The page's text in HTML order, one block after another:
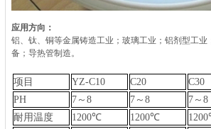
应用方向：
铝、钛、铜等金属铸造工业；玻璃工业；铝剂型工
备；导热管制造。
项目 YZ-C10 C20 C30
PH
7～8 7～8 7～8
耐用温度
1200℃ 1200℃